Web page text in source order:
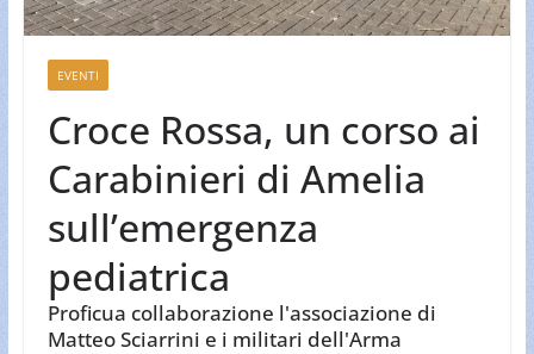
EVENTI
Croce Rossa, un corso ai
Carabinieri di Amelia
sull’emergenza
pediatrica
Proficua collaborazione l'associazione di
Matteo Sciarrini e i militari dell'Arma